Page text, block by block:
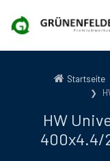
Startseite
HW
400x4.4/